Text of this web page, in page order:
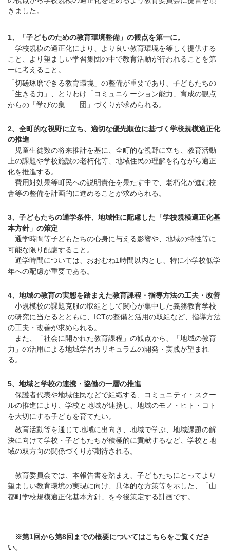
きました。
1、「子どものための教育環境整備」の観点を第一に。
学校規模の適正化により、より良い教育環境を等しく提供する
こと、より望ましい学習集団の中で教育活動が行われることを第
一に考えること。
「切磋琢磨できる教育環境」の整備が重要であり、子どもたちの
「生きる力」、とりわけ「コミュニケーション能力」育成の観点
からの「学びの集 団」づくりが求められる。
2、全町的な視野に立ち、適切な優先順位に基づく学校規模適正化
の推進
児童生徒数の将来推計を基に、全町的な視野に立ち、教育活動
上の課題や学校施設の老朽化等、地域住民の理解を得ながら適正
化を推進する。
費用対効果等町民への説明責任を果たす中で、老朽化が進む校
舎等の整備を計画的に進めることが求められる。
3、子どもたちの通学条件、地域性に配慮した「学校規模適正化基
本方針」の策定
通学時間等子どもたちの心身に与える影響や、地域の特性等に
可能な限り配慮すること。
通学時間については、おおむね1時間以内とし、特に小学校低学
年への配慮が重要である。
4、地域の教育の実態を踏まえた教育課程・指導方法の工夫・改善
小規模校の課題克服の取組として関心が集中した義務教育学校
の研究に当たるとともに、ICTの整備と活用の取組など、指導方法
の工夫・改善が求められる。
また、「社会に開かれた教育課程」の観点から、「地域の教育
力」の活用による地域学習カリキュラムの開発・実践が望まれ
る。
5、地域と学校の連携・協働の一層の推進
保護者代表や地域住民などで組織する、コミュニティ・スクー
ルの推進により、学校と地域が連携し、地域のモノ・ヒト・コト
を大切にする子どもを育てたい。
教育活動等を通じて地域に出向き、地域で学ぶ、地域課題の解
決に向けて学校・子どもたちが積極的に貢献するなど、学校と地
域の双方向の関係づくりが期待される。
教育委員会では、本報告書を踏まえ、子どもたちにとってより
望ましい教育環境の実現に向け、具体的な方策等を示した、「山
都町学校規模適正化基本方針」を今後策定する計画です。
※第1回から第8回までの概要についてはこちらをご覧くださ
い。